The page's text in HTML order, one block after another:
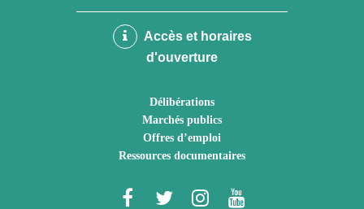
Accès et horaires
d'ouverture
Délibérations
Marchés publics
Offres d’emploi
Ressources documentaires
Lien
Lien
Lien